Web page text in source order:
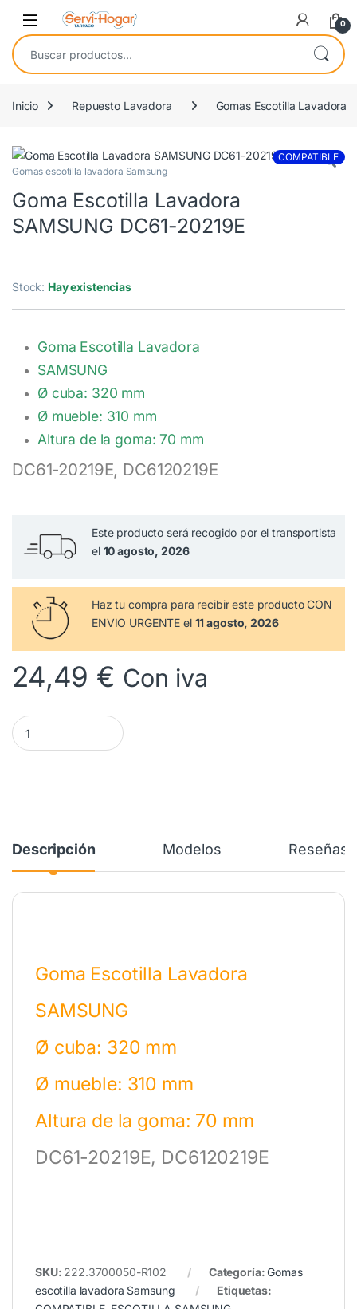
Saltar a navegación
saltar al contenido
Open 0
Buscar por:
Inicio Repuesto Lavadora Gomas Escotilla Lavadora
COMPATIBLE
Gomas escotilla lavadora Samsung
Goma Escotilla Lavadora
SAMSUNG DC61-20219E
Stock: Hay existencias
Goma Escotilla Lavadora
SAMSUNG
Ø cuba: 320 mm
Ø mueble: 310 mm
Altura de la goma: 70 mm
DC61-20219E, DC6120219E
Este producto será recogido por el transportista
el 10 agosto, 2026
Haz tu compra para recibir este producto CON
ENVIO URGENTE el 11 agosto, 2026
24,49 € Con iva
Goma Escotilla Lavadora SAMSUNG DC61-20219E cantidad
Descripción Modelos Reseñas
Goma Escotilla Lavadora
SAMSUNG
Ø cuba: 320 mm
Ø mueble: 310 mm
Altura de la goma: 70 mm
DC61-20219E, DC6120219E
SKU: 222.3700050-R102 Categoría:Gomas
escotilla lavadora Samsung
Etiquetas: